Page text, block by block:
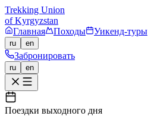
Trekking Union
of Kyrgyzstan
Главная
Походы Уикенд-туры
ru en
Забронировать
ru en
Поездки выходного дня